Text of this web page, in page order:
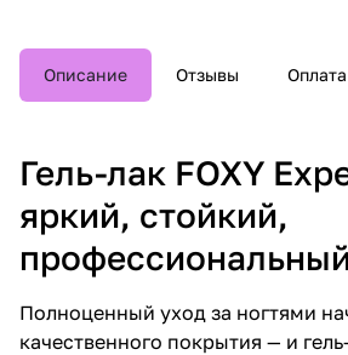
Описание Отзывы Оплата
Гель-лак FOXY
яркий, стойкий,
Полноценный уход за ногтями
качественного покрытия — и